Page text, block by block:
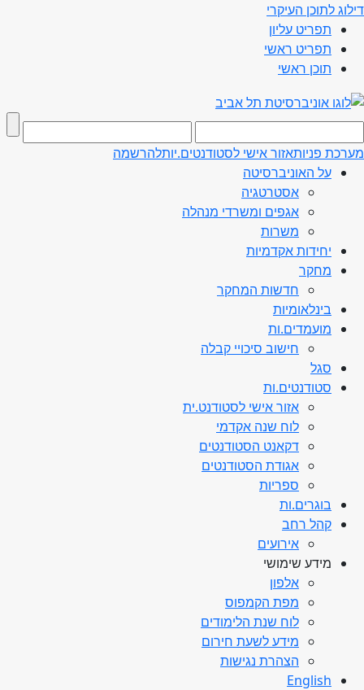
דילוג לתוכן העיקרי
תפריט עליון
תפריט ראשי
תוכן ראשי
מערכת פניותאזור אישי לסטודנטים.יותלהרשמה
על האוניברסיטה
אסטרטגיה
אגפים ומשרדי מנהלה
משרות
יחידות אקדמיות
מחקר
חדשות המחקר
בינלאומיות
מועמדים.ות
חישוב סיכויי קבלה
סגל
סטודנטים.ות
אזור אישי לסטודנט.ית
לוח שנה אקדמי
דקאנט הסטודנטים
אגודת הסטודנטים
ספריות
בוגרים.ות
קהל רחב
אירועים
מידע שימושי
אלפון
מפת הקמפוס
לוח שנת הלימודים
מידע לשעת חירום
הצהרת נגישות
English